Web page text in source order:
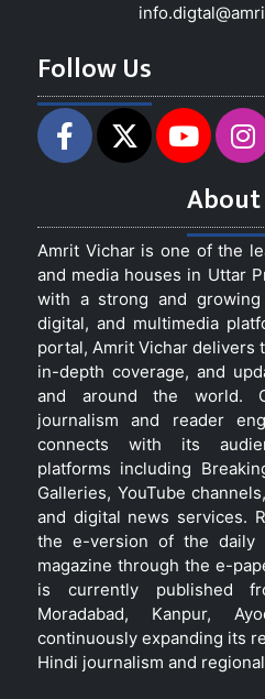
Follow Us
About
Amrit Vichar is one of the
and media houses in Uttar
with a strong and
digital, and multimedia
portal, Amrit Vichar delivers
in-depth coverage, and
and around the world.
journalism and reader
connects with its
platforms including
Galleries, YouTube
and digital news services.
the e-version of the daily
magazine through the e-
is currently published
Moradabad, Kanpur,
continuously expanding its
Hindi journalism and